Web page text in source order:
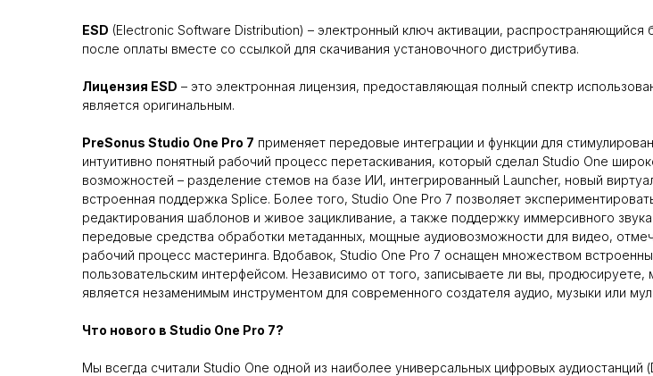
ESD (Electronic Software Distribution) – электронный ключ активации,
после оплаты вместе со ссылкой для скачивания установочного дистрибутива.
Лицензия ESD – это электронная лицензия, предоставляющая полный спектр
является оригинальным.
PreSonus Studio One Pro 7 применяет передовые интеграции и функции для
интуитивно понятный рабочий процесс перетаскивания, который сделал Studio One
возможностей – разделение стемов на базе ИИ, интегрированный Launcher, новый
встроенная поддержка Splice. Более того, Studio One Pro 7 позволяет
редактирования шаблонов и живое зацикливание, а также поддержку иммерсивного
передовые средства обработки метаданных, мощные аудиовозможности для видео,
рабочий процесс мастеринга. Вдобавок, Studio One Pro 7 оснащен множеством
пользовательским интерфейсом. Независимо от того, записываете ли вы,
является незаменимым инструментом для современного создателя аудио, музыки или
Что нового в Studio One Pro 7?
Мы всегда считали Studio One одной из наиболее универсальных цифровых